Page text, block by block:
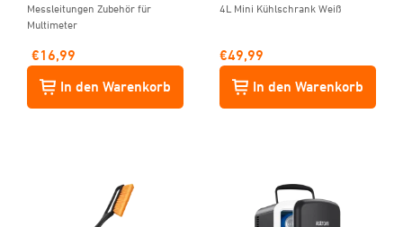
Messleitungen Zubehör für
Multimeter
€16,99
In den Warenkorb
4L Mini Kühlschrank Weiß
€49,99
In den Warenkorb